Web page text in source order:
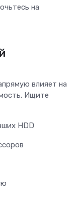
на
влияет на
Ищите
HDD